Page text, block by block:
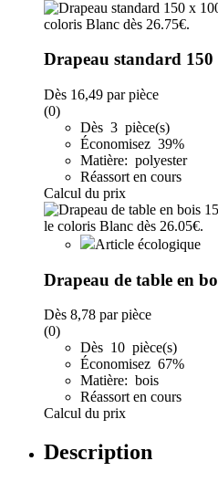
Drapeau standard 150
Dès 16,49 par pièce
(0)
Dès 3 pièce(s)
Économisez 39%
Matière: polyester
Réassort en cours
Calcul du prix
Article écologique
Drapeau de table en
Dès 8,78 par pièce
(0)
Dès 10 pièce(s)
Économisez 67%
Matière: bois
Réassort en cours
Calcul du prix
Description